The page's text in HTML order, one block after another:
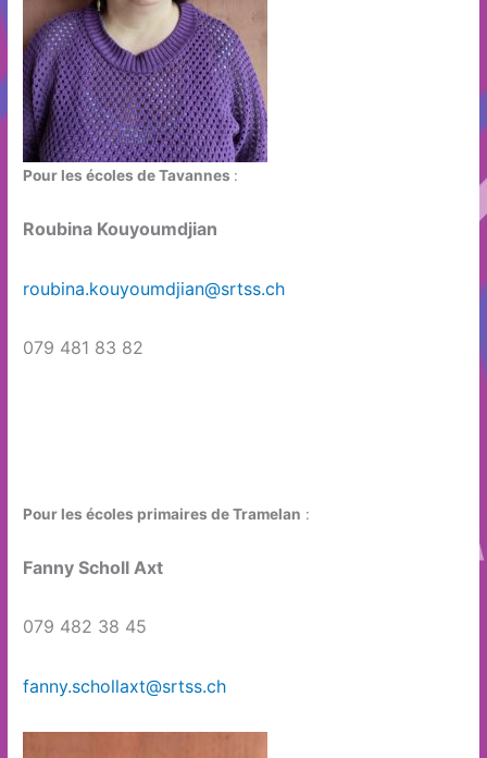
Pour les écoles de Tavannes :
Roubina Kouyoumdjian
roubina.kouyoumdjian@srtss.ch
079 481 83 82
Pour les écoles primaires de Tramelan :
Fanny Scholl Axt
079 482 38 45
fanny.schollaxt@srtss.ch